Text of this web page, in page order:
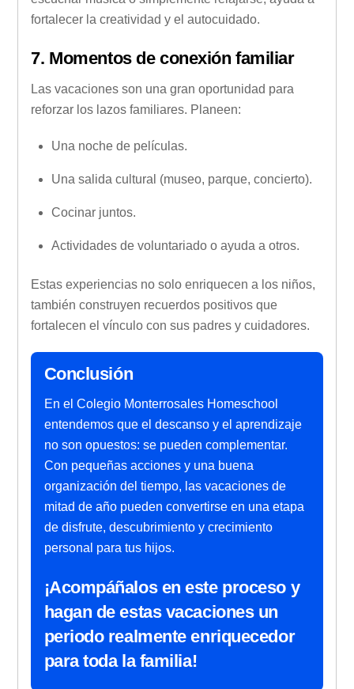
fortalecer la creatividad y el autocuidado.
7. Momentos de conexión familiar
Las vacaciones son una gran oportunidad para
reforzar los lazos familiares. Planeen:
Una noche de películas.
Una salida cultural (museo, parque, concierto).
Cocinar juntos.
Actividades de voluntariado o ayuda a otros.
Estas experiencias no solo enriquecen a los niños,
también construyen recuerdos positivos que
fortalecen el vínculo con sus padres y cuidadores.
Conclusión
En el Colegio Monterrosales Homeschool
entendemos que el descanso y el aprendizaje
no son opuestos: se pueden complementar.
Con pequeñas acciones y una buena
organización del tiempo, las vacaciones de
mitad de año pueden convertirse en una etapa
de disfrute, descubrimiento y crecimiento
personal para tus hijos.
¡Acompáñalos en este proceso y
hagan de estas vacaciones un
periodo realmente enriquecedor
para toda la familia!